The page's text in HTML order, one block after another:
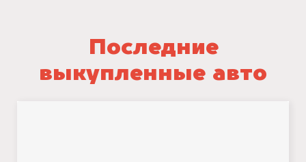
Последние
выкупленные авто